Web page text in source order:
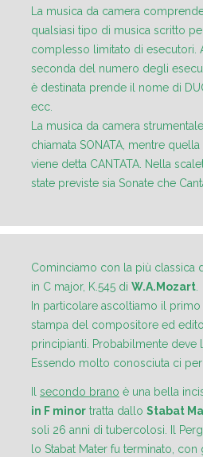
La musica da camera
qualsiasi tipo di musica scritto
complesso limitato di esecutori.
seconda del numero degli
è destinata prende il nome di
ecc.
La musica da camera
chiamata SONATA, mentre
viene detta CANTATA. Nella
state previste sia Sonate che
Cominciamo con la più classica
in C major, K.545 di W.A.Mozart.
In particolare ascoltiamo il
stampa del compositore ed
principianti. Probabilmente deve
Essendo molto conosciuta ci
Il secondo brano è una bella
in F minor tratta dallo Stabat
soli 26 anni di tubercolosi. Il
lo Stabat Mater fu terminato,